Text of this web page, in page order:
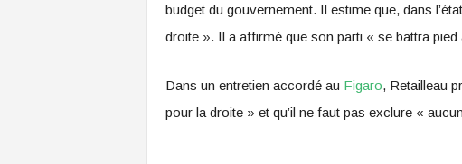
budget du gouvernement. Il estime que, dans
droite ». Il a affirmé que son parti « se battra
Dans un entretien accordé au Figaro, Retailleau
pour la droite » et qu’il ne faut pas exclure «